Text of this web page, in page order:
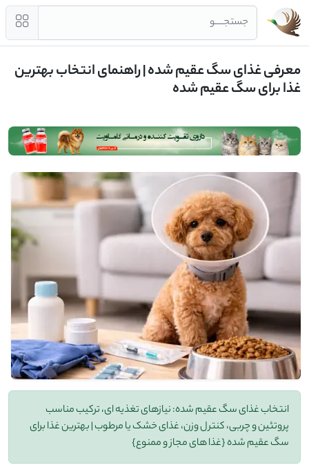
جستجــــو
معرفی غذای سگ عقیم شده | راهنمای انتخاب بهترین
غذا برای سگ عقیم شده
انتخاب غذای سگ عقیم شده: نیازهای تغذیه ای، ترکیب مناسب
پروتئین و چربی، کنترل وزن، غذای خشک یا مرطوب | بهترین غذا برای
سگ عقیم شده {غذا های مجاز و ممنوع}